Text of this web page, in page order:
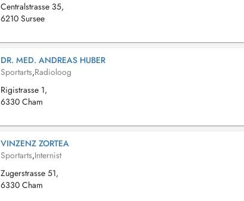
Centralstrasse 35,
6210 Sursee
DR. MED. ANDREAS HUBER
Sportarts,Radioloog
Rigistrasse 1,
6330 Cham
VINZENZ ZORTEA
Sportarts,Internist
Zugerstrasse 51,
6330 Cham